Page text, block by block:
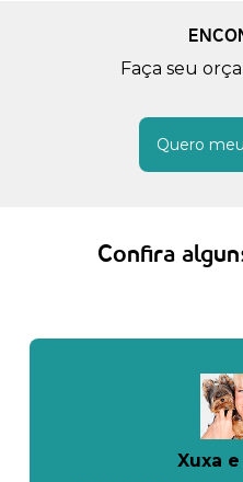
Faça seu
Quero
Confira
Xuxa